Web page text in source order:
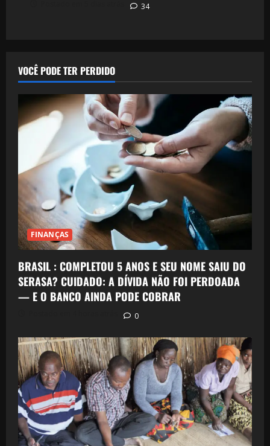
34
VOCÊ PODE TER PERDIDO
FINANÇAS
BRASIL : COMPLETOU 5 ANOS E SEU NOME SAIU DO
SERASA? CUIDADO: A DÍVIDA NÃO FOI PERDOADA
— E O BANCO AINDA PODE COBRAR
0